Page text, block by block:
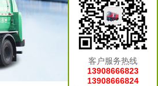
客户服务热线
13908666823
13908666824